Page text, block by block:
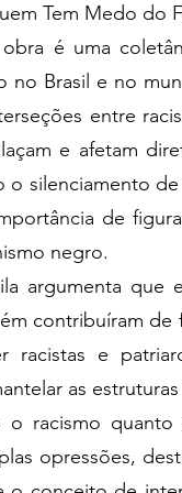
Tem Medo do
obra é uma
no Brasil e no
entre
e afetam
o silenciamento
de
negro.
argumenta que
contribuíram de
racistas e
as
o racismo quanto
opressões,